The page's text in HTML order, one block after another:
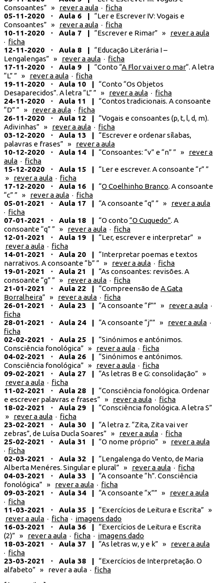
Consoantes” » rever a aula · ficha
05-11-2020 ⋅ Aula 6 | “Ler e Escrever IV: Vogais e
Consoantes” » rever a aula · ficha
10-11-2020 ⋅ Aula 7 | “Escrever e Rimar” » rever a aula
· ficha
12-11-2020 ⋅ Aula 8 | “Educação Literária I –
Lengalengas” » rever a aula · ficha
17-11-2020 ⋅ Aula 9 | “Conto “A Flor vai ver o mar“. A letra
“L” ” » rever a aula · ficha
19-11-2020 ⋅ Aula 10 | “Conto “Os Objetos
Desaparecidos”. A letra “L” ” » rever a aula · ficha
24-11-2020 ⋅ Aula 11 | “Contos tradicionais. A consoante
“D” ” » rever a aula · ficha
26-11-2020 ⋅ Aula 12 | “Vogais e consoantes (p, t, l, d, m).
Adivinhas” » rever a aula · ficha
03-12-2020 ⋅ Aula 13 | “Escrever e ordenar sílabas,
palavras e frases” » rever a aula
10-12-2020 ⋅ Aula 14 | “Consoantes: “v” e “n” ” » rever a
aula · ficha
15-12-2020 ⋅ Aula 15 | “Ler e escrever. A consoante “r” ”
» rever a aula · ficha
17-12-2020 ⋅ Aula 16 | “O Coelhinho Branco. A consoante
“c” ” » rever a aula · ficha
05-01-2021 ⋅ Aula 17 | “A consoante “q” ” » rever a aula
· ficha
07-01-2021 ⋅ Aula 18 | “O conto “O Cuquedo”. A
consoante “q” ” » rever a aula · ficha
12-01-2021 ⋅ Aula 19 | “Ler, escrever e interpretar” »
rever a aula · ficha
14-01-2021 ⋅ Aula 20 | “Interpretar poemas e textos
narrativos. A consoante “b” ” » rever a aula · ficha
19-01-2021 ⋅ Aula 21 | “As consoantes: revisões. A
consoante “g” ” » rever a aula · ficha
21-01-2021 ⋅ Aula 22 | “Compreensão deA Gata
Borralheira” » rever a aula · ficha
26-01-2021 ⋅ Aula 23 | “A consoante “f”” » rever a aula ·
ficha
28-01-2021 ⋅ Aula 24 | “A consoante “j”” » rever a aula ·
ficha
02-02-2021 ⋅ Aula 25 | “Sinónimos e antónimos.
Consciência fonológica” » rever a aula · ficha
04-02-2021 ⋅ Aula 26 | “Sinónimos e antónimos.
Consciência fonológica” » rever a aula · ficha
09-02-2021 ⋅ Aula 27 | “As letras B e G: consolidação” »
rever a aula · ficha
11-02-2021 ⋅ Aula 28 | “Consciência fonológica. Ordenar
e escrever palavras e frases” » rever a aula · ficha
18-02-2021 ⋅ Aula 29 | “Consciência fonológica. A letra S”
» rever a aula · ficha
23-02-2021 ⋅ Aula 30 | “A letra z. “Zita, Zita vai ver
zebras”, de Luísa Ducla Soares” » rever a aula · ficha
25-02-2021 ⋅ Aula 31 | “O nome próprio” » rever a aula
· ficha
02-03-2021 ⋅ Aula 32 | “Lengalenga do Vento, de Maria
Alberta Menéres. Singular e plural” » rever a aula · ficha
04-03-2021 ⋅ Aula 33 | “A consoante “h”. Consciência
fonológica” » rever a aula · ficha
09-03-2021 ⋅ Aula 34 | “A consoante “x”” » rever a aula
· ficha
11-03-2021 ⋅ Aula 35 | “Exercícios de Leitura e Escrita” »
rever a aula · ficha · imagens dado
16-03-2021 ⋅ Aula 36 | “Exercícios de Leitura e Escrita
(2)” » rever a aula · ficha · imagens dado
18-03-2021 ⋅ Aula 37 | “As letras w, y e k” » rever a aula
· ficha
23-03-2021 ⋅ Aula 38 | “Exercícios de Interpretação. O
alfabeto” » rever a aula · ficha